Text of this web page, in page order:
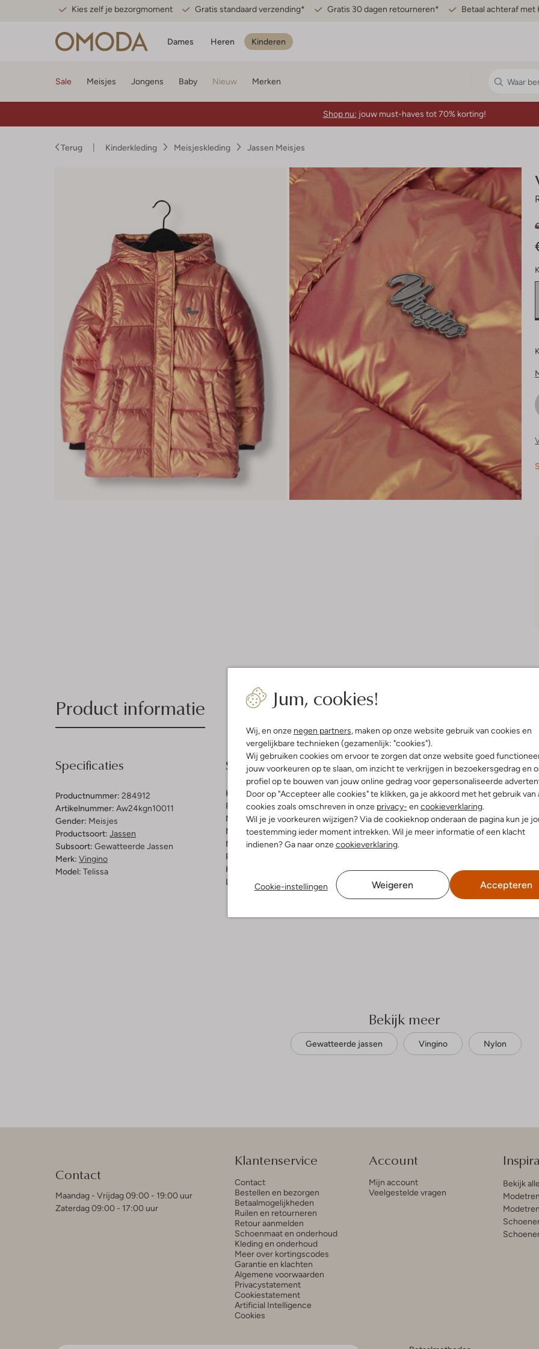
Kies zelf je bezorgmoment Gratis standaard verzending* Gratis 30 dagen retourneren* Betaal achteraf met
Dames Heren Kinderen
Jum, cookies!
Wij, en onze negen partners, maken op onze website gebruik van cookies en
vergelijkbare technieken (gezamenlijk: "cookies").
Wij gebruiken cookies om ervoor te zorgen dat onze website goed
jouw voorkeuren op te slaan, om inzicht te verkrijgen in bezoekersgedrag en
profiel op te bouwen van jouw online gedrag voor gepersonaliseerde
Door op "Accepteer alle cookies" te klikken, ga je akkoord met het gebruik van
cookies zoals omschreven in onze privacy- en cookieverklaring.
Wil je je voorkeuren wijzigen? Via de cookieknop onderaan de pagina kun je
toestemming ieder moment intrekken. Wil je meer informatie of een klacht
indienen? Ga naar onzecookieverklaring.
Cookie-instellingen Weigeren Accepteren
Sale Meisjes Jongens Baby Nieuw Merken
Shop nu: jouw must-haves tot 70% korting!
Terug Kinderkleding Meisjeskleding Jassen Meisjes
Product informatie Bezorgen & retourneren
Specificaties
Productnummer: 284912
Artikelnummer: Aw24kgn10011
Gender: Meisjes
Productsoort: Jassen
Subsoort: Gewatteerde Jassen
Merk: Vingino
Model: Telissa
Samenstelling & Pasvorm
Kleur:Roze
Patroon:Effen
Materiaal binnenkant: Polyester
Materiaal:Nylon
Materiaalpercentages:100% Nylon
Pasvorm:
Halslijn:
Lengte:
Lang
Wasvoorschriften
Normaal wassen op 30 °C
Niet strijken
Alleen in de schaduw drogen
Niet bleken
Bekijk meer
Gewatteerde jassen Vingino Nylon
Contact
Maandag - Vrijdag 09:00 - 19:00 uur
Zaterdag 09:00 - 17:00 uur
Klantenservice
Contact
Bestellen en bezorgen
Betaalmogelijkheden
Ruilen en retourneren
Retour aanmelden
Schoenmaat en onderhoud
Kleding en onderhoud
Meer over kortingscodes
Garantie en klachten
Algemene voorwaarden
Privacystatement
Cookiestatement
Artificial Intelligence
Cookies
Account
Mijn account
Veelgestelde vragen
Bekijk